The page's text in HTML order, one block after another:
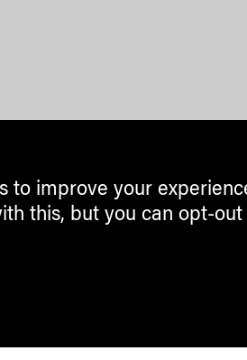
to improve your
this, but you can opt-out